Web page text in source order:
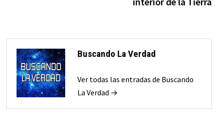
Buscando La Verdad
Ver todas las entradas de Buscando
La Verdad →